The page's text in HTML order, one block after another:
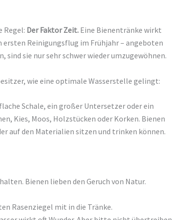
Regel: Der Faktor Zeit. Eine Bienentränke wirkt
ersten Reinigungsflug im Frühjahr – angeboten
sind sie nur sehr schwer wieder umzugewöhnen.
wie eine optimale Wasserstelle gelingt:
Schale, ein großer Untersetzer oder ein
Kies, Moos, Holzstücken oder Korken. Bienen
auf den Materialien sitzen und trinken können.
Bienen lieben den Geruch von Natur.
Rasenziegel mit in die Tränke.